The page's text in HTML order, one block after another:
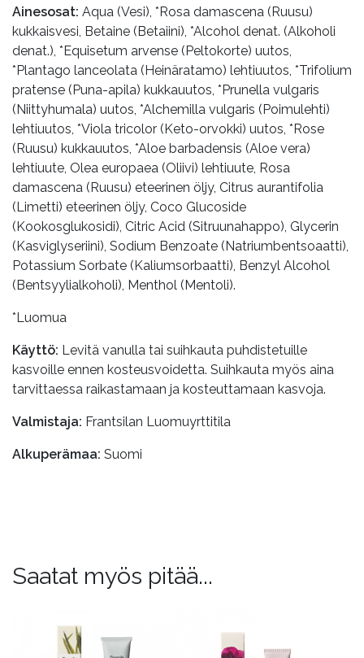
Ainesosat: Aqua (Vesi), *Rosa damascena (Ruusu)
kukkaisvesi, Betaine (Betaiini), *Alcohol denat. (Alkoholi
denat.), *Equisetum arvense (Peltokorte) uutos,
*Plantago lanceolata (Heinäratamo) lehtiuutos, *Trifolium
pratense (Puna-apila) kukkauutos, *Prunella vulgaris
(Niittyhumala) uutos, *Alchemilla vulgaris (Poimulehti)
lehtiuutos, *Viola tricolor (Keto-orvokki) uutos, *Rose
(Ruusu) kukkauutos, *Aloe barbadensis (Aloe vera)
lehtiuute, Olea europaea (Oliivi) lehtiuute, Rosa
damascena (Ruusu) eteerinen öljy, Citrus aurantifolia
(Limetti) eteerinen öljy, Coco Glucoside
(Kookosglukosidi), Citric Acid (Sitruunahappo), Glycerin
(Kasviglyseriini), Sodium Benzoate (Natriumbentsoaatti),
Potassium Sorbate (Kaliumsorbaatti), Benzyl Alcohol
(Bentsyylialkoholi), Menthol (Mentoli).
*Luomua
Käyttö: Levitä vanulla tai suihkauta puhdistetuille
kasvoille ennen kosteusvoidetta. Suihkauta myös aina
tarvittaessa raikastamaan ja kosteuttamaan kasvoja.
Valmistaja: Frantsilan Luomuyrttitila
Alkuperämaa: Suomi
Saatat myös pitää...